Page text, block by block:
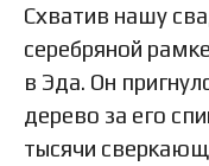
Схватив нашу
серебряной
в Эда. Он
дерево за его
тысячи